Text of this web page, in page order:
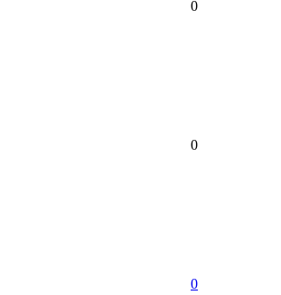
0
0
0